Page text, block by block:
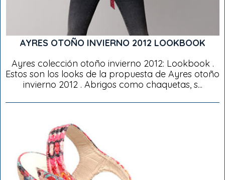
AYRES OTOÑO INVIERNO 2012 LOOKBOOK
Ayres colección otoño invierno 2012: Lookbook .
Estos son los looks de la propuesta de Ayres otoño
invierno 2012 . Abrigos como chaquetas, s...